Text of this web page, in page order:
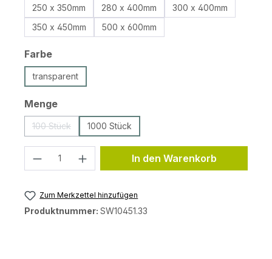
250 x 350mm
280 x 400mm
300 x 400mm
350 x 450mm
500 x 600mm
Farbeauswählen
transparent
Mengeauswählen
100 Stück 1000 Stück
Produkt Anzahl: Gib den
In den Warenkorb
Zum Merkzettel hinzufügen
Produktnummer: SW10451.33